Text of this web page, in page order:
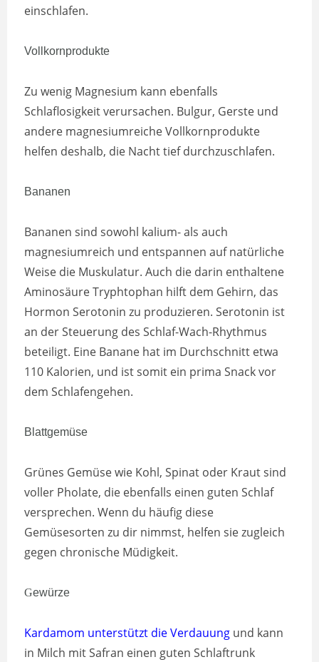
einschlafen.
Vollkornprodukte
Zu wenig Magnesium kann ebenfalls
Schlaflosigkeit verursachen. Bulgur, Gerste und
andere magnesiumreiche Vollkornprodukte
helfen deshalb, die Nacht tief durchzuschlafen.
Bananen
Bananen sind sowohl kalium- als auch
magnesiumreich und entspannen auf natürliche
Weise die Muskulatur. Auch die darin enthaltene
Aminosäure Tryphtophan hilft dem Gehirn, das
Hormon Serotonin zu produzieren. Serotonin ist
an der Steuerung des Schlaf-Wach-Rhythmus
beteiligt. Eine Banane hat im Durchschnitt etwa
110 Kalorien, und ist somit ein prima Snack vor
dem Schlafengehen.
Blattgemüse
Grünes Gemüse wie Kohl, Spinat oder Kraut sind
voller Pholate, die ebenfalls einen guten Schlaf
versprechen. Wenn du häufig diese
Gemüsesorten zu dir nimmst, helfen sie zugleich
gegen chronische Müdigkeit.
Gewürze
Kardamom unterstützt die Verdauung und kann
in Milch mit Safran einen guten Schlaftrunk